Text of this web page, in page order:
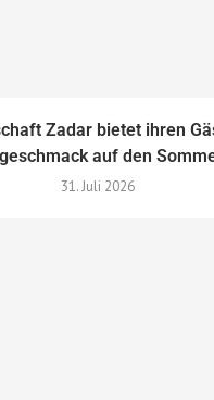
Zadar bietet ihren
auf den
31. Juli 2026